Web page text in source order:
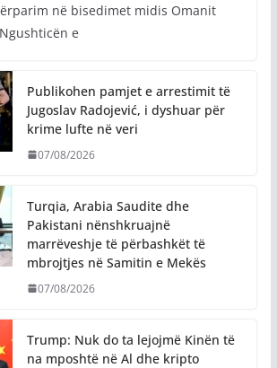
në bisedimet midis Omanit
e
Publikohen pamjet e arrestimit të
Jugoslav Radojević, i dyshuar për
krime lufte në veri
07/08/2026
Turqia, Arabia Saudite dhe
Pakistani nënshkruajnë
marrëveshje të përbashkët të
mbrojtjes në Samitin e Mekës
07/08/2026
Trump: Nuk do ta lejojmë Kinën të
na mposhtë në Al dhe kripto